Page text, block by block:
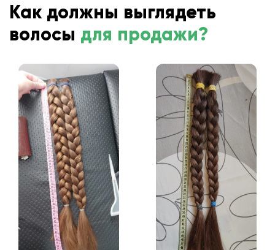
Как должны выглядеть
волосы для продажи?